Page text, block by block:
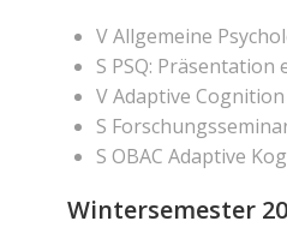
V Allgemeine
S PSQ: Präsentation
V Adaptive
S
S OBAC Adaptive
Wintersemester